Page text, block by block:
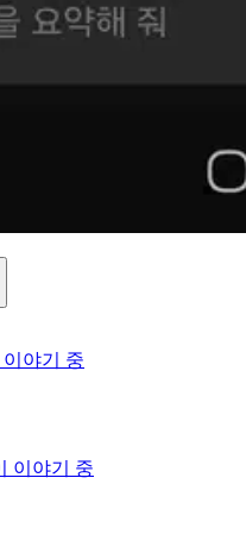
이야기 중
이야기 중